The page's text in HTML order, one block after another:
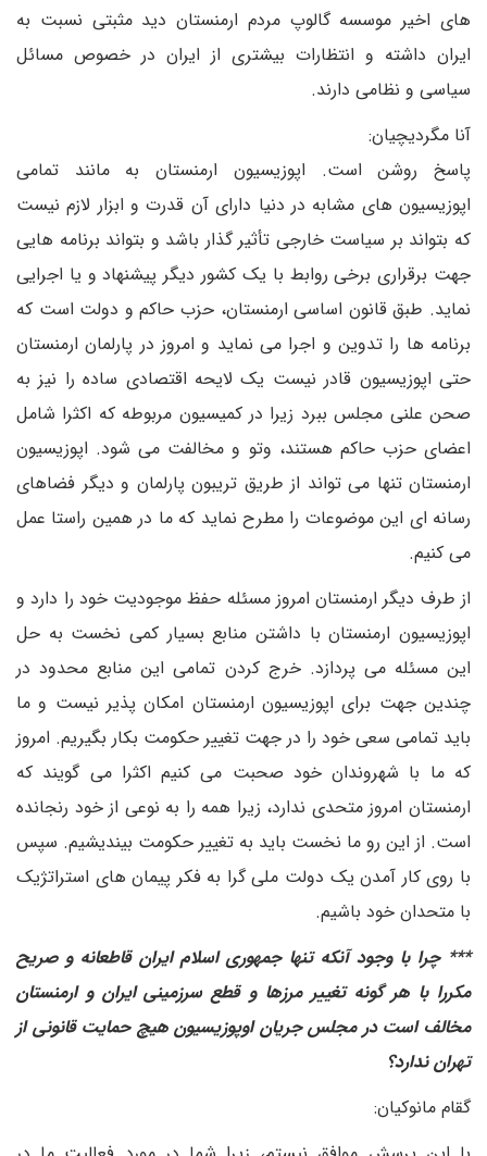
های اخیر موسسه گالوپ مردم ارمنستان دید مثبتی نسبت به
ایران داشته و انتظارات بیشتری از ایران در خصوص مسائل
سیاسی و نظامی دارند.
آنا مگردیچیان:
پاسخ روشن است. اپوزیسیون ارمنستان به مانند تمامی
اپوزیسیون های مشابه در دنیا دارای آن قدرت و ابزار لازم نیست
که بتواند بر سیاست خارجی تأثیر گذار باشد و بتواند برنامه هایی
جهت برقراری برخی روابط با یک کشور دیگر پیشنهاد و یا اجرایی
نماید. طبق قانون اساسی ارمنستان، حزب حاکم و دولت است که
برنامه ها را تدوین و اجرا می نماید و امروز در پارلمان ارمنستان
حتی اپوزیسیون قادر نیست یک لایحه اقتصادی ساده را نیز به
صحن علنی مجلس ببرد زیرا در کمیسیون مربوطه که اکثرا شامل
اعضای حزب حاکم هستند، وتو و مخالفت می شود. اپوزیسیون
ارمنستان تنها می تواند از طریق تریبون پارلمان و دیگر فضاهای
رسانه ای این موضوعات را مطرح نماید که ما در همین راستا عمل
می کنیم.
از طرف دیگر ارمنستان امروز مسئله حفظ موجودیت خود را دارد و
اپوزیسیون ارمنستان با داشتن منابع بسیار کمی نخست به حل
این مسئله می پردازد. خرج کردن تمامی این منابع محدود در
چندین جهت برای اپوزیسیون ارمنستان امکان پذیر نیست و ما
باید تمامی سعی خود را در جهت تغییر حکومت بکار بگیریم. امروز
که ما با شهروندان خود صحبت می کنیم اکثرا می گویند که
ارمنستان امروز متحدی ندارد، زیرا همه را به نوعی از خود رنجانده
است. از این رو ما نخست باید به تغییر حکومت بیندیشیم. سپس
با روی کار آمدن یک دولت ملی گرا به فکر پیمان های استراتژیک
با متحدان خود باشیم.
*** چرا با وجود آنکه تنها جمهوری اسلام ایران قاطعانه و صریح
مکررا با هر گونه تغییر مرزها و قطع سرزمینی ایران و ارمنستان
مخالف است در مجلس جریان اوپوزیسیون هیچ حمایت قانونی از
تهران ندارد؟
گقام مانوکیان: